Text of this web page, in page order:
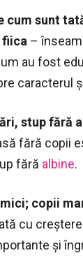
cum sunt
fiica –
au fost
caracterul
stup fără
fără copii
fără albine.
copii
cu
și